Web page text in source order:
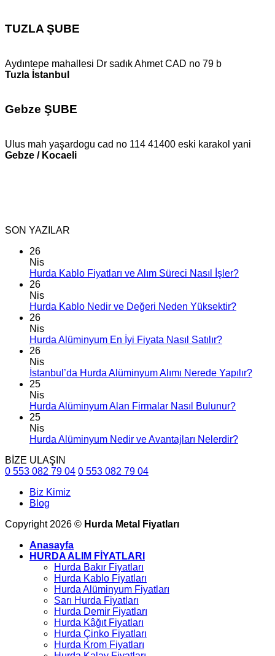
TUZLA ŞUBE
Aydıntepe mahallesi Dr sadık Ahmet CAD no 79 b
Tuzla İstanbul
Gebze ŞUBE
Ulus mah yaşardogu cad no 114 41400 eski karakol yani
Gebze / Kocaeli
SON YAZILAR
26
Nis
Hurda Kablo Fiyatları ve Alım Süreci Nasıl İşler?
26
Nis
Hurda Kablo Nedir ve Değeri Neden Yüksektir?
26
Nis
Hurda Alüminyum En İyi Fiyata Nasıl Satılır?
26
Nis
İstanbul’da Hurda Alüminyum Alımı Nerede Yapılır?
25
Nis
Hurda Alüminyum Alan Firmalar Nasıl Bulunur?
25
Nis
Hurda Alüminyum Nedir ve Avantajları Nelerdir?
BİZE ULAŞIN
0 553 082 79 04 0 553 082 79 04
Biz Kimiz
Blog
Copyright 2026 © Hurda Metal Fiyatları
Anasayfa
HURDA ALIM FİYATLARI
Hurda Bakır Fiyatları
Hurda Kablo Fiyatları
Hurda Alüminyum Fiyatları
Sarı Hurda Fiyatları
Hurda Demir Fiyatları
Hurda Kâğıt Fiyatları
Hurda Çinko Fiyatları
Hurda Krom Fiyatları